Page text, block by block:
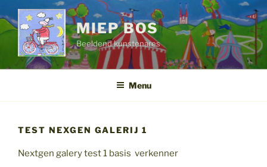
naar
de
inhoud
MIEP BOS
Beeldend kunstenares
Menu
TEST NEXGEN GALERIJ 1
Nextgen galery test 1 basis verkenner